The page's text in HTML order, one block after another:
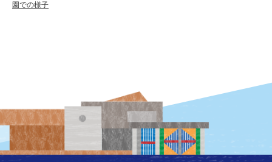
園での様子